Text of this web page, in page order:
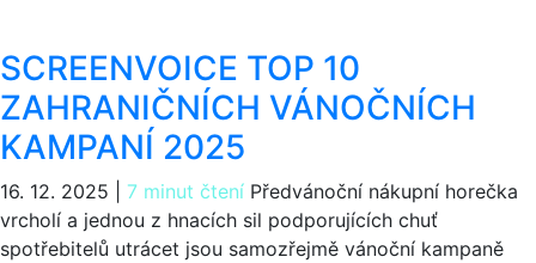
SCREENVOICE TOP 10
ZAHRANIČNÍCH VÁNOČNÍCH
KAMPANÍ 2025
16. 12. 2025 7 minut čtení Předvánoční nákupní horečka
vrcholí a jednou z hnacích sil podporujících chuť
spotřebitelů utrácet jsou samozřejmě vánoční kampaně